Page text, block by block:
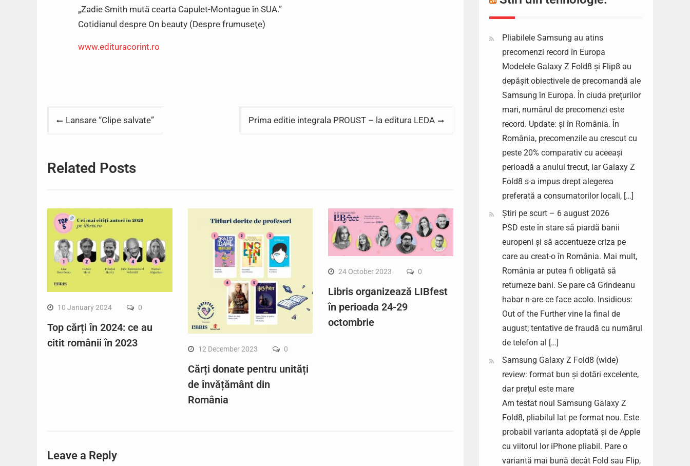
„Zadie Smith mută cearta Capulet-Montague în SUA.”
Cotidianul despre On beauty (Despre frumuseţe)
www.edituracorint.ro
PostLansare “Clipe salvate” Prima editie integrala PROUST – la editura LEDA
Related Posts
10 January 2024 0
Top cărți în 2024: ce au
citit românii în 2023
12 December 2023 0
Cărți donate pentru unități
de învățământ din
România
24 October 2023 0
Libris organizează LIBfest
în perioada 24-29
octombrie
Leave a Reply
Pliabilele Samsung au atins
precomenzi record în Europa
Modelele Galaxy Z Fold8 și Flip8 au
depășit obiectivele de precomandă ale
Samsung în Europa. În ciuda prețurilor
mari, numărul de precomenzi este
record. Update: și în România. În
România, precomenzile au crescut cu
peste 20% comparativ cu aceeași
perioadă a anului trecut, iar Galaxy Z
Fold8 s-a impus drept alegerea
preferată a consumatorilor locali, […]
Știri pe scurt – 6 august 2026
PSD este în stare să piardă banii
europeni și să accentueze criza pe
care au creat-o în România. Mai mult,
România ar putea fi obligată să
returneze bani. Se pare că Grindeanu
habar n-are ce face acolo. Insidious:
Out of the Further vine la final de
august; tentative de fraudă cu numărul
de telefon al […]
Samsung Galaxy Z Fold8 (wide)
review: format bun și dotări excelente,
dar prețul este mare
Am testat noul Samsung Galaxy Z
Fold8, pliabilul lat pe format nou. Este
probabil varianta adoptată și de Apple
cu viitorul lor iPhone pliabil. Pare o
variantă mai bună decât Fold sau Flip,